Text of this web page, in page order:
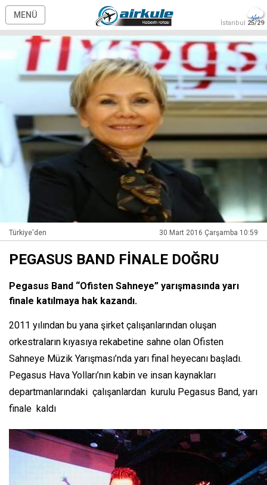
MENÜ
İstanbul 25/29
Türkiye'den 30 Mart 2016 Çarşamba 10:59
PEGASUS BAND FİNALE DOĞRU
Pegasus Band “Ofisten Sahneye” yarışmasında yarı
finale katılmaya hak kazandı.
2011 yılından bu yana şirket çalışanlarından oluşan
orkestraların kıyasıya rekabetine sahne olan Ofisten
Sahneye Müzik Yarışması’nda yarı final heyecanı başladı.
Pegasus Hava Yolları’nın kabin ve insan kaynakları
departmanlarındaki çalışanlardan kurulu Pegasus Band, yarı
finale kaldı